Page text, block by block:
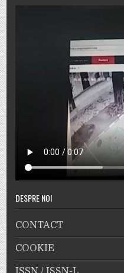
DESPRE NOI
CONTACT
COOKIE